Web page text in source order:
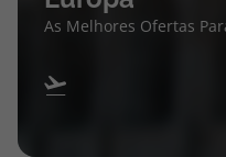
As Melhores Ofertas